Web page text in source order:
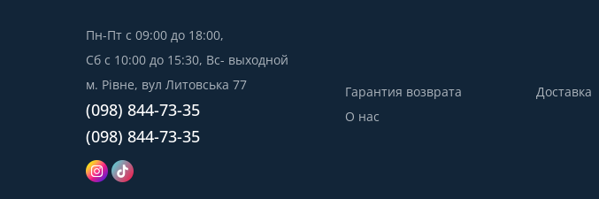
Пн-Пт с 09:00 до 18:00,
Сб с 10:00 до 15:30, Вс- выходной
м. Рівне, вул Литовська 77
(098) 844-73-35
(098) 844-73-35
Гарантия возврата
О нас
Доставка